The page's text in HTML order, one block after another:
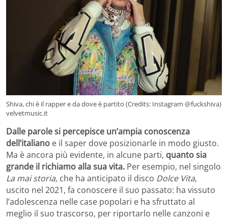
Shiva, chi è il rapper e da dove è partito (Credits: Instagram @fuckshiva)
velvetmusic.it
Dalle parole si percepisce un’ampia conoscenza
dell’italiano e il saper dove posizionarle in modo giusto.
Ma è ancora più evidente, in alcune parti, quanto sia
grande il richiamo alla sua vita. Per esempio, nel singolo
La mai storia, che ha anticipato il disco Dolce Vita,
uscito nel 2021, fa conoscere il suo passato: ha vissuto
l’adolescenza nelle case popolari e ha sfruttato al
meglio il suo trascorso, per riportarlo nelle canzoni e